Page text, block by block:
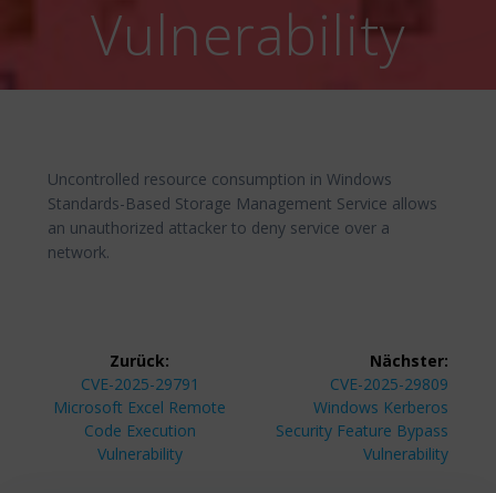
Vulnerability
Uncontrolled resource consumption in Windows
Standards-Based Storage Management Service allows
an unauthorized attacker to deny service over a
network.
Beitragsnavigation
Zurück:
Vorheriger
Beitrag:
CVE-2025-29791
Microsoft Excel Remote
Code Execution
Vulnerability
Nächster:
Nächster
Beitrag:
CVE-2025-29809
Windows Kerberos
Security Feature Bypass
Vulnerability